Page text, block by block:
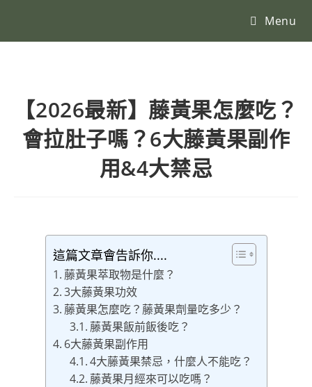
Menu
【2026最新】藤黃果怎麼吃？
會拉肚子嗎？6大藤黃果副作
用&4大禁忌
這篇文章會告訴你....
藤黃果萃取物是什麼？
3大藤黃果功效
藤黃果怎麼吃？藤黃果劑量吃多少？
藤黃果飯前飯後吃？
6大藤黃果副作用
4大藤黃果禁忌，什麼人不能吃？
藤黃果月經來可以吃嗎？